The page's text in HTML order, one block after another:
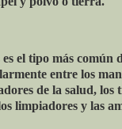
el tipo más común
entre los
de la salud, los
limpiadores y las